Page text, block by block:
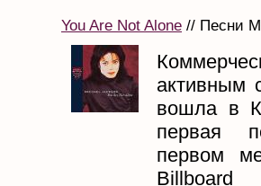
You Are Not Alone // Песни
активным
вошла в
первая
первом